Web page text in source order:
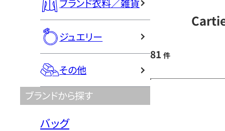
ブランド衣料／雑貨
ジュエリー
その他
ブランドから探す
バッグ
81 件